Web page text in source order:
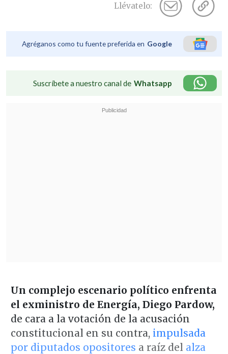
Llévatelo:
Agréganos como tu fuente preferida en Google
Suscríbete a nuestro canal de Whatsapp
Un complejo escenario político enfrenta
el exministro de Energía, Diego Pardow,
de cara a la votación de la acusación
constitucional en su contra, impulsada
por diputados opositores a raíz del alza